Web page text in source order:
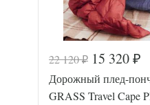
Код товара
577-582
Артикул
GG-44413
17
22 120₽ 15 320 ₽
Дорожный плед-
GRASS Travel Cape